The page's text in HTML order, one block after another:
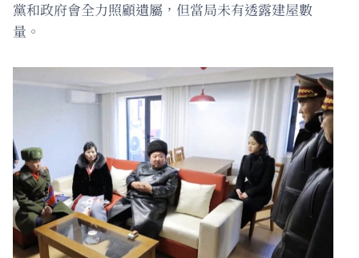
黨和政府會全力照顧遺屬，但當局未有透露建屋數
量。